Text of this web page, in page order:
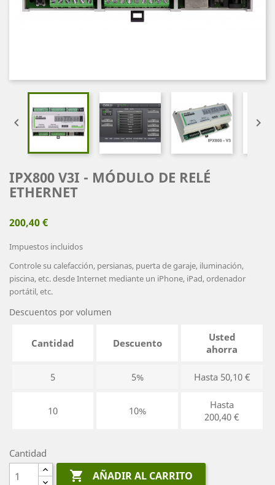
 
IPX800 V3I - MÓDULO DE RELÉ
ETHERNET
200,40 €
Impuestos incluidos
Controle su calefacción, persianas, puerta de garaje, iluminación,
piscina, etc. desde Internet mediante un iPhone, iPad, ordenador
portátil, etc.
Descuentos por volumen
Cantidad Descuento
Usted
ahorra
5 5% Hasta 50,10 €
10 10%
Hasta
200,40 €
Cantidad
 AÑADIR AL CARRITO